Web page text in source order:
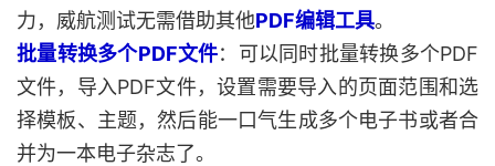
力，威航测试无需借助其他PDF编辑工具。
批量转换多个PDF文件：可以同时批量转换多个PDF
文件，导入PDF文件，设置需要导入的页面范围和选
择模板、主题，然后能一口气生成多个电子书或者合
并为一本电子杂志了。